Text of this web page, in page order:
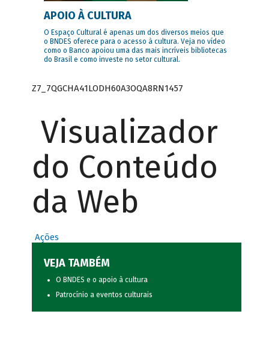
APOIO À CULTURA
O Espaço Cultural é apenas um dos diversos meios que
o BNDES oferece para o acesso à cultura. Veja no vídeo
como o Banco apoiou uma das mais incríveis bibliotecas
do Brasil e como investe no setor cultural.
Z7_7QGCHA41LODH60A3OQA8RN1457
Visualizador
do Conteúdo
da Web
Ações
VEJA TAMBÉM
O BNDES e o apoio à cultura
Patrocínio a eventos culturais